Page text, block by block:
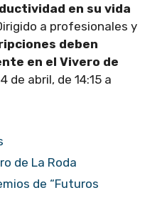
en su vida
a profesionales y
deben
en el Vivero de
de abril, de 14:15 a
de La Roda
de “Futuros